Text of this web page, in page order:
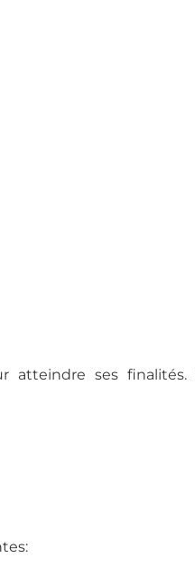
ses finalités.